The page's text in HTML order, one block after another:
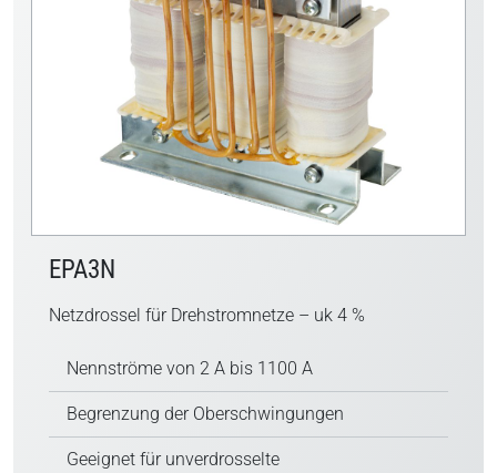
EPA3N
Netzdrossel für Drehstromnetze – uk 4 %
Nennströme von 2 A bis 1100 A
Begrenzung der Oberschwingungen
Geeignet für unverdrosselte